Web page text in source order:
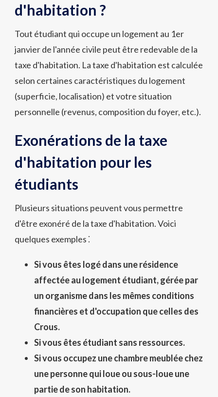
d'habitation ?
Tout étudiant qui occupe un logement au 1er
janvier de l'année civile peut être redevable de la
taxe d'habitation. La taxe d'habitation est calculée
selon certaines caractéristiques du logement
(superficie, localisation) et votre situation
personnelle (revenus, composition du foyer, etc.).
Exonérations de la taxe
d'habitation pour les
étudiants
Plusieurs situations peuvent vous permettre
d'être exonéré de la taxe d'habitation. Voici
quelques exemples ⁚
Si vous êtes logé dans une résidence
affectée au logement étudiant, gérée par
un organisme dans les mêmes conditions
financières et d'occupation que celles des
Crous.
Si vous êtes étudiant sans ressources.
Si vous occupez une chambre meublée chez
une personne qui loue ou sous-loue une
partie de son habitation.